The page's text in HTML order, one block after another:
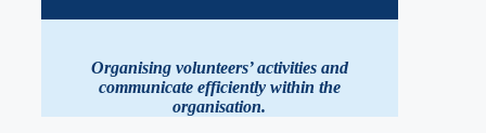
Organising volunteers’ activities and
communicate efficiently within the
organisation.